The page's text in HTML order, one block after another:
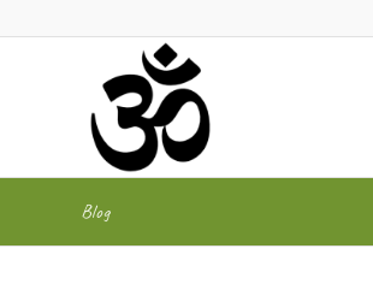
Blog